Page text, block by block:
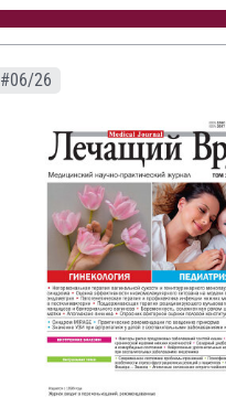
#06/26